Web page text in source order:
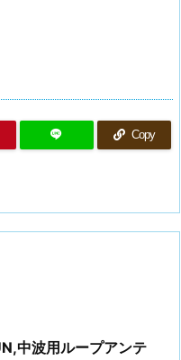
Copy
中波用ループアンテ